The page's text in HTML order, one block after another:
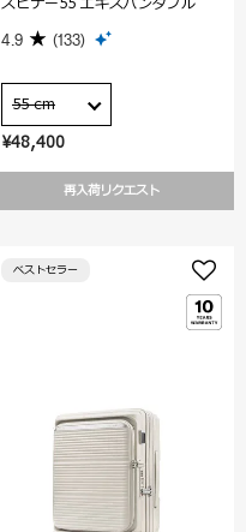
¥48,400
再入荷リクエスト
4.9 (133)
55 cm
ベストセラー